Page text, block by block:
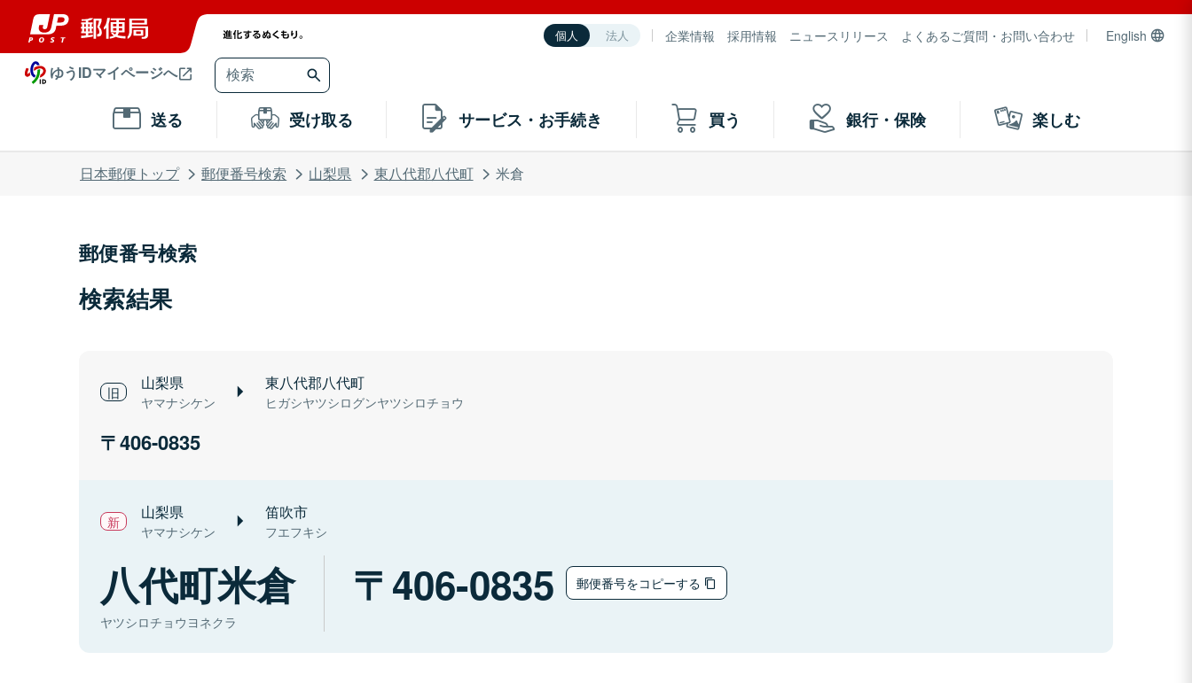
個人 法人 企業情報 採用情報 ニュースリリース よくあるご質問・お問い合わせ English
ゆうIDマイページへ
送る 受け取る サービス・お手続き 買う 銀行・保険 楽しむ
日本郵便トップ 郵便番号検索 山梨県 東八代郡八代町 米倉
郵便番号検索
検索結果
山梨県
ヤマナシケン
東八代郡八代町
ヒガシヤツシログンヤツシロチョウ
406-0835
山梨県
ヤマナシケン
笛吹市
フエフキシ
八代町米倉
ヤツシロチョウヨネクラ
406-0835 郵便番号をコピーする